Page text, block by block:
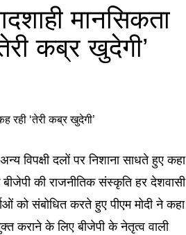
मानसिकता
कब्र खुदेगी’
विपक्षी दलों पर निशाना साधते हुए कहा
की राजनीतिक संस्कृति हर देशवासी
को संबोधित करते हुए पीएम मोदी ने कहा
कराने के लिए बीजेपी के नेतृत्व वाली